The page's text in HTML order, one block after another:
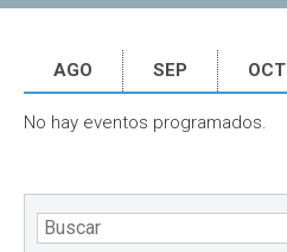
AGO SEP OCT
No hay eventos programados.